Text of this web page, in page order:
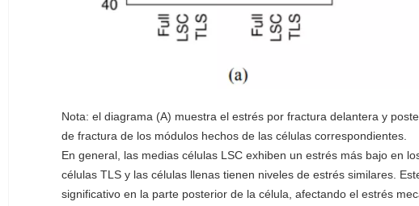
Nota: el diagrama (A) muestra el estrés por fractura delantera y
de fractura de los módulos hechos de las células correspondientes.
En general, las medias células LSC exhiben un estrés más bajo en
células TLS y las células llenas tienen niveles de estrés similares.
significativo en la parte posterior de la célula, afectando el estrés